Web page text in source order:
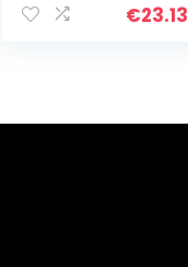
Kleuterschool
€23.13